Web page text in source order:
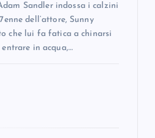
Sandler indossa i calzini
dell’attore, Sunny
che lui fa fatica a chinarsi
in acqua,…